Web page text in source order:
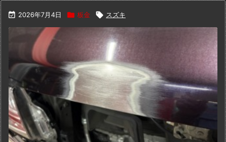
 2026年7月4日  板金  スズキ